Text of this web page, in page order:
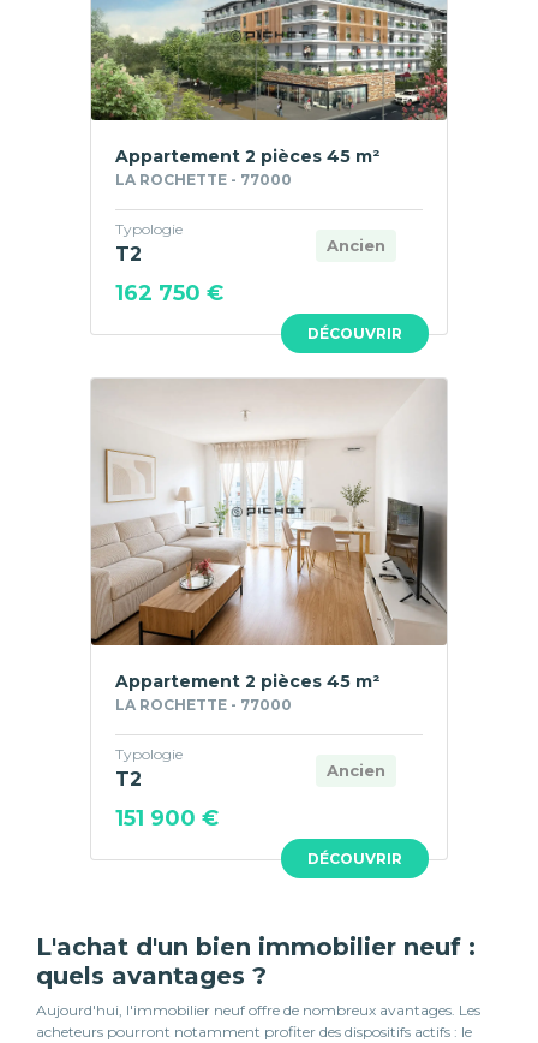
DÉCOUVRIR
Appartement 2 pièces 45 m²
LA ROCHETTE - 77000
Ancien
Typologie
T2
162 750 €
DÉCOUVRIR
Appartement 2 pièces 45 m²
LA ROCHETTE - 77000
Ancien
Typologie
T2
151 900 €
L'achat d'un bien immobilier neuf :
quels avantages ?
Aujourd'hui, l'immobilier neuf offre de nombreux avantages. Les
acheteurs pourront notamment profiter des dispositifs actifs : le